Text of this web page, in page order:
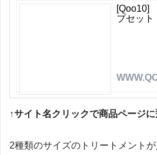
[Qoo10]
プセット
↑サイト名クリックで商品ページに
2種類のサイズのトリートメント